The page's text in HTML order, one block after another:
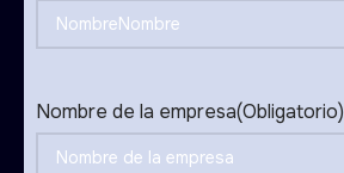
Nombre de la empresa(Obligatorio)